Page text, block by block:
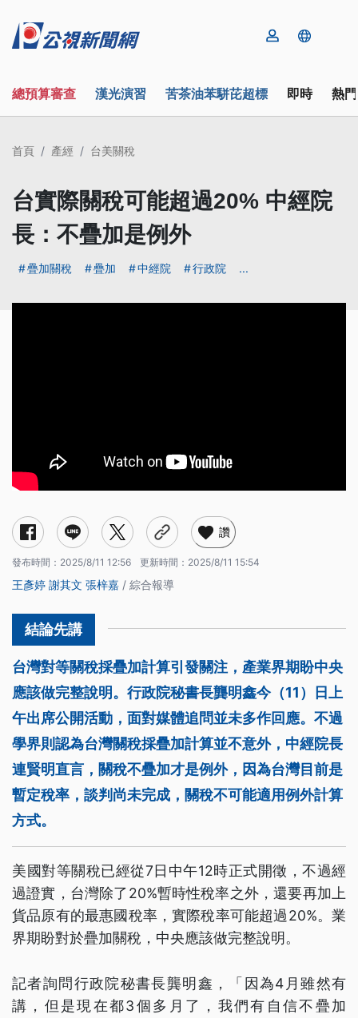
總預算審查 漢光演習 苦茶油苯駢芘超標 即時 熱
首頁 產經 台美關稅
台實際關稅可能超過20% 中經院
長：不疊加是例外
疊加關稅 疊加 中經院 行政院 ...
讚
發布時間： 2025/8/11 12:56 更新時間： 2025/8/11 15:54
王彥婷 謝其文 張梓嘉 / 綜合報導
台灣對等關稅採疊加計算引發關注，產業界期盼中央
應該做完整說明。行政院秘書長龔明鑫今（11）日上
午出席公開活動，面對媒體追問並未多作回應。不過
學界則認為台灣關稅採疊加計算並不意外，中經院長
連賢明直言，關稅不疊加才是例外，因為台灣目前是
暫定稅率，談判尚未完成，關稅不可能適用例外計算
方式。
美國對等關稅已經從7日中午12時正式開徵，不過經
過證實，台灣除了20%暫時性稅率之外，還要再加上
貨品原有的最惠國稅率，實際稅率可能超過20%。業
界期盼對於疊加關稅，中央應該做完整說明。
記者詢問行政院秘書長龔明鑫，「因為4月雖然有
講，但是現在都3個多月了，我們有自信不疊加